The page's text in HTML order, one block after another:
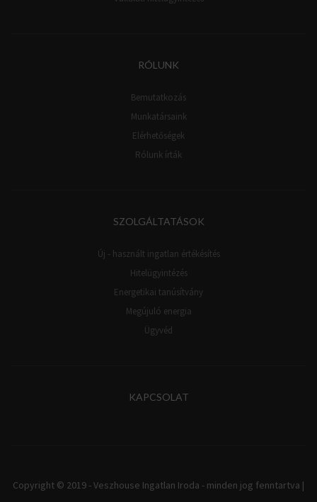
RÓLUNK
Bemutatkozás
Munkatársaink
Elérhetőségek
Rólunk írták
SZOLGÁLTATÁSOK
Új - használt ingatlan értékésítés
Hitelügyintézés
Energetikai tanúsítvány
Megújuló energia
Ügyvéd
KAPCSOLAT
Copyright © 2019 - Veszhouse Ingatlan Iroda - minden jog fenntartva |